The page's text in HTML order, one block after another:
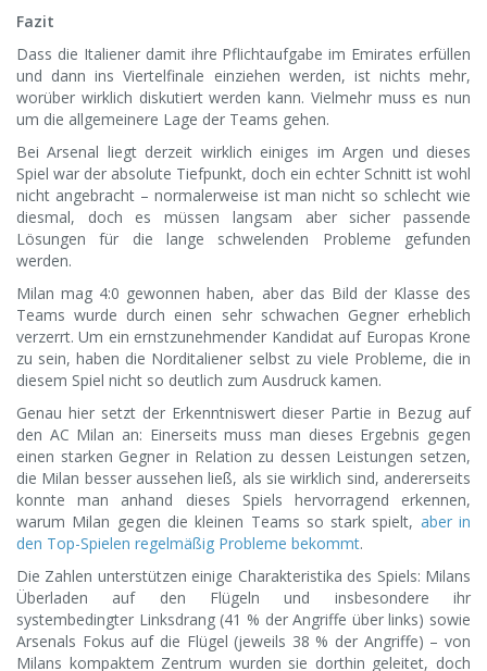
Fazit
Dass die Italiener damit ihre Pflichtaufgabe im Emirates erfüllen
und dann ins Viertelfinale einziehen werden, ist nichts mehr,
worüber wirklich diskutiert werden kann. Vielmehr muss es nun
um die allgemeinere Lage der Teams gehen.
Bei Arsenal liegt derzeit wirklich einiges im Argen und dieses
Spiel war der absolute Tiefpunkt, doch ein echter Schnitt ist wohl
nicht angebracht – normalerweise ist man nicht so schlecht wie
diesmal, doch es müssen langsam aber sicher passende
Lösungen für die lange schwelenden Probleme gefunden
werden.
Milan mag 4:0 gewonnen haben, aber das Bild der Klasse des
Teams wurde durch einen sehr schwachen Gegner erheblich
verzerrt. Um ein ernstzunehmender Kandidat auf Europas Krone
zu sein, haben die Norditaliener selbst zu viele Probleme, die in
diesem Spiel nicht so deutlich zum Ausdruck kamen.
Genau hier setzt der Erkenntniswert dieser Partie in Bezug auf
den AC Milan an: Einerseits muss man dieses Ergebnis gegen
einen starken Gegner in Relation zu dessen Leistungen setzen,
die Milan besser aussehen ließ, als sie wirklich sind, andererseits
konnte man anhand dieses Spiels hervorragend erkennen,
warum Milan gegen die kleinen Teams so stark spielt, aber in
den Top-Spielen regelmäßig Probleme bekommt.
Die Zahlen unterstützen einige Charakteristika des Spiels: Milans
Überladen auf den Flügeln und insbesondere ihr
systembedingter Linksdrang (41 % der Angriffe über links) sowie
Arsenals Fokus auf die Flügel (jeweils 38 % der Angriffe) – von
Milans kompaktem Zentrum wurden sie dorthin geleitet, doch